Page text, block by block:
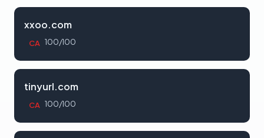
xxoo.com
CA 100/100
tinyurl.com
CA 100/100